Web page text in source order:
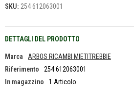
SKU: 254 612063001
DETTAGLI DEL PRODOTTO
Marca
ARBOS RICAMBI MIETITREBBIE
Riferimento
254 612063001
In magazzino
1 Articolo